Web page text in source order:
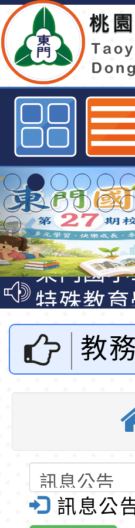
臺北市立天文科
月推出「天文親
東門國小全球資訊
東門國
梯特教
公告(尚
東門國
梯特教
公告(尚
特殊教
明手冊(
說明影片
轉知臺
光城市
走」動
本府115
員健康
心」，
清華光
動時代
轉環境
「115年
訓練課
錄取公
民小學
東門國
教
天
廣
月
營
訊息公